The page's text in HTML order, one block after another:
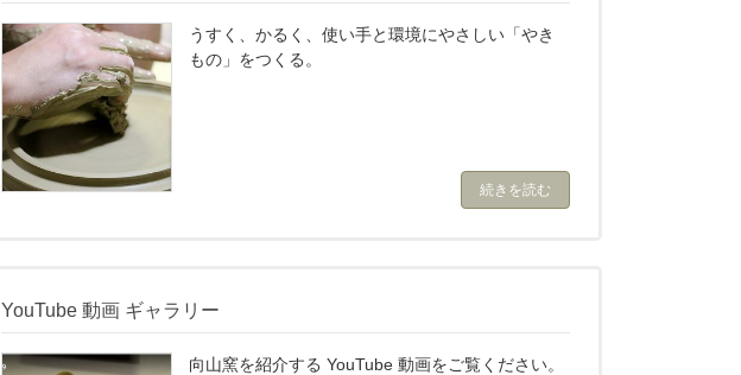
うすく、かるく、使い手と環境にやさしい「やき
もの」をつくる。
続きを読む
YouTube 動画 ギャラリー
向山窯を紹介する YouTube 動画をご覧ください。